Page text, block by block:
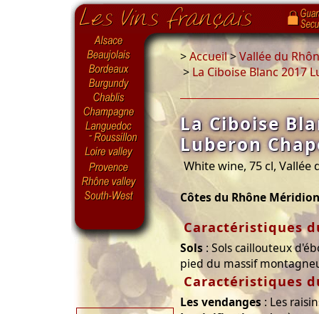
>Accueil>Vallée du
> La Ciboise Blanc 2017
La Ciboise
Luberon
White wine, 75 cl, Vallée
Côtes du Rhône
Caractéristiques
Sols : Sols caillouteux
pied du massif
Caractéristiques
Les vendanges : Les